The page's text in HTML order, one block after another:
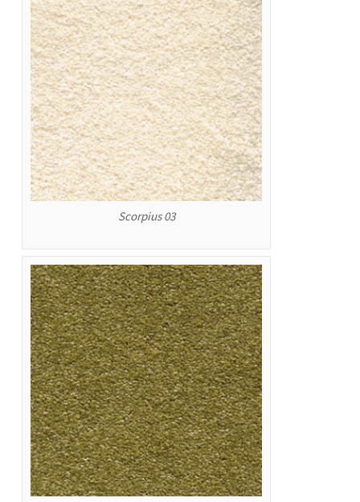
Scorpius 03